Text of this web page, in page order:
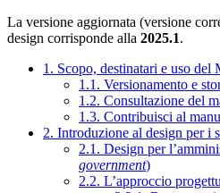
La versione aggiornata (versione
design corrisponde alla 2025.1.
1. Scopo, destinatari e uso del
1.1. Versionamento e
1.2. Consultazione del
1.3. Contribuisci al
2. Introduzione al design per i
2.1. Design per
government)
2.2. L’approccio